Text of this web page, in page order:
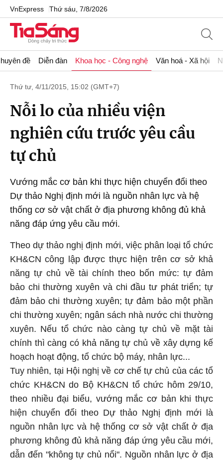
VnExpress Thứ sáu, 7/8/2026
đề Diễn đàn Khoa học - Công nghệ Văn hoá - Xã hội
Thứ tư, 4/11/2015, 15:02 (GMT+7)
Nỗi lo của nhiều viện
nghiên cứu trước yêu cầu
tự chủ
Vướng mắc cơ bản khi thực hiện chuyển đổi theo
Dự thảo Nghị định mới là nguồn nhân lực và hệ
thống cơ sở vật chất ở địa phương không đủ khả
năng đáp ứng yêu cầu mới.
Theo dự thảo nghị định mới, việc phân loại tổ chức
KH&CN công lập được thực hiện trên cơ sở khả
năng tự chủ về tài chính theo bốn mức: tự đảm
bảo chi thường xuyên và chi đầu tư phát triển; tự
đảm bảo chi thường xuyên; tự đảm bảo một phần
chi thường xuyên; ngân sách nhà nước chi thường
xuyên. Nếu tổ chức nào càng tự chủ về mặt tài
chính thì càng có khả năng tự chủ về xây dựng kế
hoạch hoạt động, tổ chức bộ máy, nhân lực...
Tuy nhiên, tại Hội nghị về cơ chế tự chủ của các tổ
chức KH&CN do Bộ KH&CN tổ chức hôm 29/10,
theo nhiều đại biểu, vướng mắc cơ bản khi thực
hiện chuyển đổi theo Dự thảo Nghị định mới là
nguồn nhân lực và hệ thống cơ sở vật chất ở địa
phương không đủ khả năng đáp ứng yêu cầu mới,
dẫn đến "không tự chủ nổi". Nguồn nhân lực ở địa